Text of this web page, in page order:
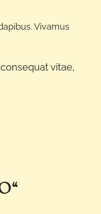
Vivamus
vitae,